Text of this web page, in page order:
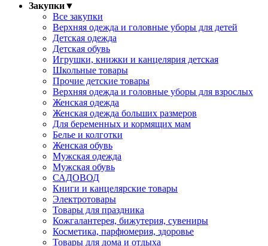
Закупки▼
Все закупки
Верхняя одежда и головные уборы для детей
Детская одежда
Детская обувь
Игрушки, книжки и канцелярия детская
Школьные товары
Прочие детские товары
Верхняя одежда и головные уборы для взрослых
Женская одежда
Женская одежда больших размеров
Для беременных и кормящих мам
Белье и колготки
Женская обувь
Мужская одежда
Мужская обувь
САДОВОД
Книги и канцелярские товары
Электротовары
Товары для праздника
Кожгалантерея, бижутерия, сувениры
Косметика, парфюмерия, здоровье
Товары для дома и отдыха